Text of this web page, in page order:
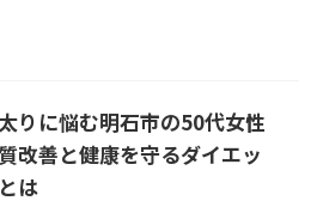
りに悩む明石市の50代女性
改善と健康を守るダイエッ
は